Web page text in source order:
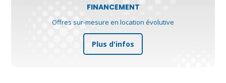
FINANCEMENT
Offres sur-mesure en location évolutive
Plus d'infos